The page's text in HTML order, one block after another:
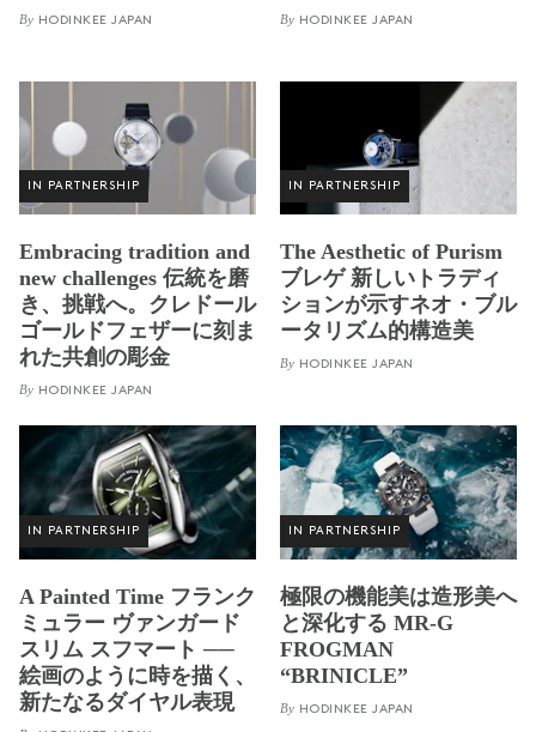
By HODINKEE JAPAN By HODINKEE JAPAN
IN PARTNERSHIP
Embracing tradition and
new challenges 伝統を磨
き、挑戦へ。クレドール
ゴールドフェザーに刻ま
れた共創の彫金
By HODINKEE JAPAN
IN PARTNERSHIP
The Aesthetic of Purism
ブレゲ 新しいトラディ
ションが示すネオ・ブル
ータリズム的構造美
By HODINKEE JAPAN
IN PARTNERSHIP
A Painted Time フランク
ミュラー ヴァンガード
スリム スフマート ──
絵画のように時を描く、
新たなるダイヤル表現
IN PARTNERSHIP
極限の機能美は造形美へ
と深化する MR-G
FROGMAN
“BRINICLE”
By HODINKEE JAPAN